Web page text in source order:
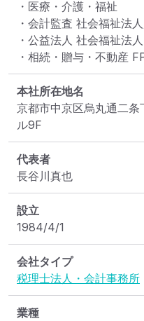
・医療・介護・福祉
・会計監査 社会福祉法
・公益法人 社会福祉法人
・相続・贈与・不動産
本社所在地名
京都市中京区烏丸通二
ル9F
代表者
長谷川真也
設立
1984/4/1
会社タイプ
税理士法人・会計事務所
業種